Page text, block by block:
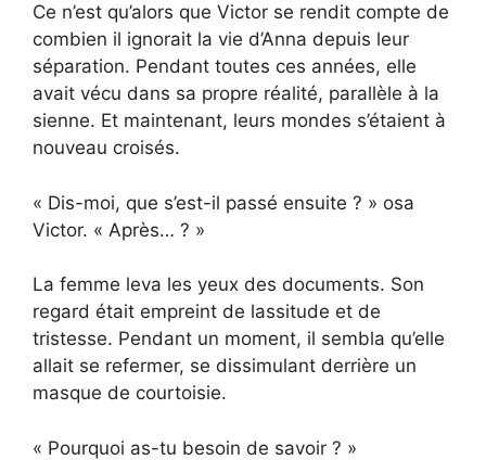
Ce n’est qu’alors que Victor se rendit compte de
combien il ignorait la vie d’Anna depuis leur
séparation. Pendant toutes ces années, elle
avait vécu dans sa propre réalité, parallèle à la
sienne. Et maintenant, leurs mondes s’étaient à
nouveau croisés.
« Dis-moi, que s’est-il passé ensuite ? » osa
Victor. « Après… ? »
La femme leva les yeux des documents. Son
regard était empreint de lassitude et de
tristesse. Pendant un moment, il sembla qu’elle
allait se refermer, se dissimulant derrière un
masque de courtoisie.
« Pourquoi as-tu besoin de savoir ? »